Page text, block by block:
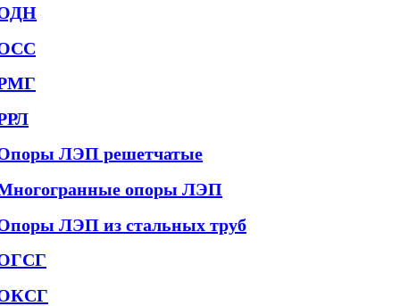
ЛЭП решетчатые
опоры ЛЭП
ЛЭП из стальных труб